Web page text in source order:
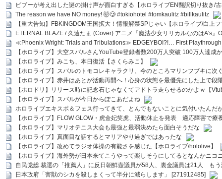
ビブーが考え出した謎の掛け声が面白すぎる【ホロライブEN翻訳切り抜き/
The reason we have NO money! 🤯🥲 #tokiohotel #tomkaulitz #billkaulitz
【重大告知】FBKINGDOM王国拡大！情報解禁SPじゃい【ホロライブ/白上
ETERNAL BLAZE / 久遠たま (Cover) アニメ『魔法少女リリカルなのはA's』
≪Phoenix Wright: Trials and Tribulations≫ EDGEYBOI?!… First
【ホロライブ】大空スバルさんYouTube登録者数200万人突破 100万人達成
【ホロライブ】みこち、本日復活【さくらみこ】
【ホロライブ】スバルのトモコレキャラクリ、今のところマリンフブキに
【ホロライブ】赤井はあとが活動再開へ！心身の状態を最優先にした上で段
【ホロドリ】リリース時に記念石じゃなくてアドトラ走らせるのかよｗ【
【ホロライブ】スバルが今日からぽこあだよね
ホロライブエキスポ＆フェス行ってきて、とんでもないことに気付いたんだ
【ホロライブ】FLOW GLOW・虎金妃笑虎、活動休止を発表 適応障害で療
【ホロライブ】マリオテニス大会も最強と最弱決めたら面白そうだな
【ホロライブ】真面目な話するとマリアやり過ぎではあったな
【ホロライブ】改めてラジオ体操の有能さを感じた【ホロライブ/hololive】
【ホロライブ】海外勢が日本来てこうやって楽しそうにしてるとなんかニコ
自民党総.裁選の「推薦人」に反日朝鮮壺議員が58人、裏金議員は21人 も
日本政府「害獣のシカを殺しまくって半分に減らします」 [271912485]